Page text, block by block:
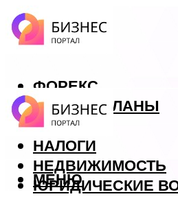
ФОРЕКС
БИЗНЕС ПЛАНЫ
КРЕДИТЫ
НАЛОГИ
НЕДВИЖИМОСТЬ
ЮРИДИЧЕСКИЕ
МЕНЮ